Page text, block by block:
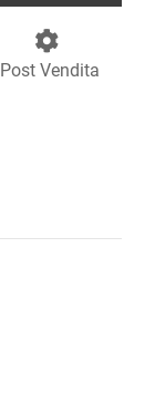
Post Vendita